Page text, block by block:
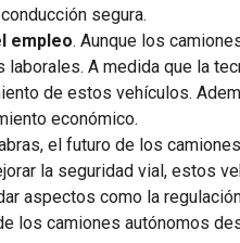
segura.
empleo. Aunque los
laborales. A medida que la
de estos vehículos.
económico.
el futuro de los
la seguridad vial, estos
aspectos como la
los camiones autónomos